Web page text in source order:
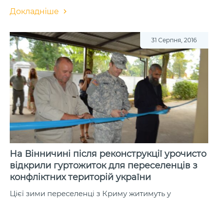
Докладніше
31 Серпня, 2016
На Вінничині після реконструкції урочисто
відкрили гуртожиток для переселенців з
конфліктних територій україни
Цієї зими переселенці з Криму житимуть у